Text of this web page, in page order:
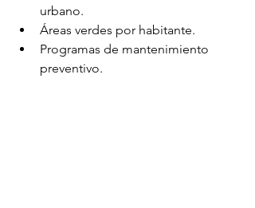
urbano.
Áreas verdes por habitante.
Programas de mantenimiento
preventivo.